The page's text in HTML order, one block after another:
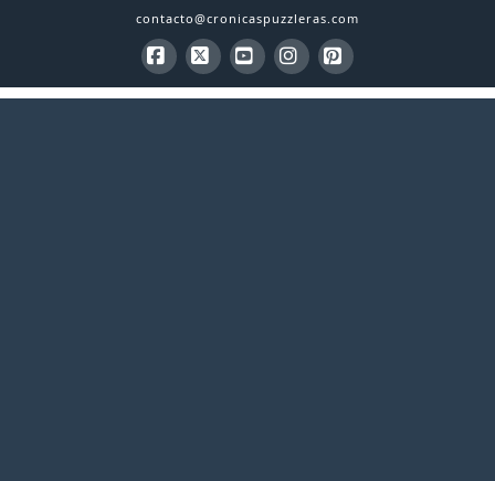
contacto@cronicaspuzzleras.com
Facebook
X YouTubeInstagram
Pinterest